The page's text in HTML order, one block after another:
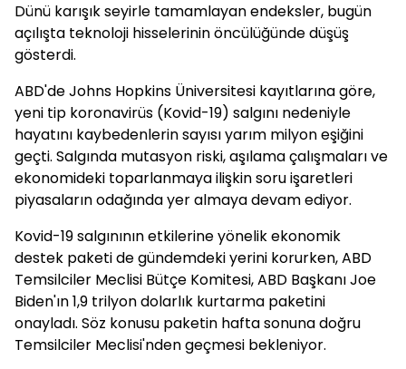
Dünü karışık seyirle tamamlayan endeksler, bugün
açılışta teknoloji hisselerinin öncülüğünde düşüş
gösterdi.
ABD'de Johns Hopkins Üniversitesi kayıtlarına göre,
yeni tip koronavirüs (Kovid-19) salgını nedeniyle
hayatını kaybedenlerin sayısı yarım milyon eşiğini
geçti. Salgında mutasyon riski, aşılama çalışmaları ve
ekonomideki toparlanmaya ilişkin soru işaretleri
piyasaların odağında yer almaya devam ediyor.
Kovid-19 salgınının etkilerine yönelik ekonomik
destek paketi de gündemdeki yerini korurken, ABD
Temsilciler Meclisi Bütçe Komitesi, ABD Başkanı Joe
Biden'ın 1,9 trilyon dolarlık kurtarma paketini
onayladı. Söz konusu paketin hafta sonuna doğru
Temsilciler Meclisi'nden geçmesi bekleniyor.